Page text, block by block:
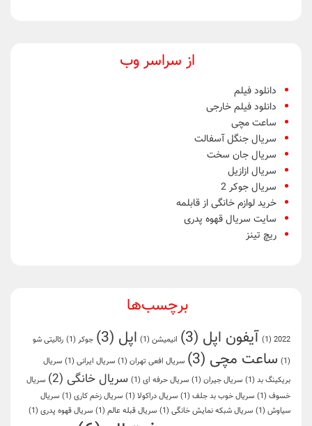
از سراسر وب
دانلود فیلم
دانلود فیلم خارجی
ساعت مچی
سریال جنگل آسفالت
سریال جان سخت
سریال ازازیل
سریال جوکر 2
خرید لوازم خانگی از قابلمه
سایت سریال قهوه پدری
ریچ تینز
برچسب‌ها
2022
(1) آیفون اپل (3) انیمیشن (1) اپل (3) جوکر (1)
رئالیتی شو
(1)
ساعت مچی (3) سریال افعی تهران (1) سریال ایرانی (1)
سریال
بریکینگ بد (1) سریال جیران (1) سریال حرفه ای (1) سریال خانگی (2)
سریال
خسوف (1) سریال خوب بد جلف (1) سریال دراکولا (1) سریال زخم کاری (1)
سریال
سیاوش (1) سریال شبکه نمایش خانگی (1) سریال قبله عالم (1) سریال قهوه پدری (1)